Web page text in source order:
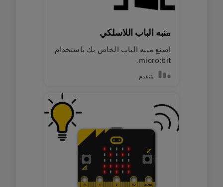
منبه الباب اللاسلكي
اصنع منبه الباب الخاص بك باستخدام
micro:bit.
مُتقدم